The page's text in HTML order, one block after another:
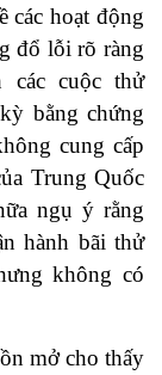
các hoạt động
đổ lỗi rõ ràng
các cuộc thử
bằng chứng
cung cấp
Trung Quốc
ngụ ý rằng
hành bãi thử
không có
mở cho thấy